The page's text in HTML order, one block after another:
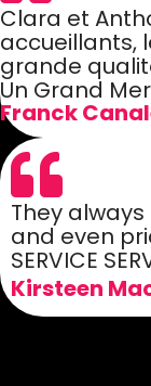
Clara et
accueillants,
grande
Un Grand
Franck
They
and even
SERVICE
Kirsteen